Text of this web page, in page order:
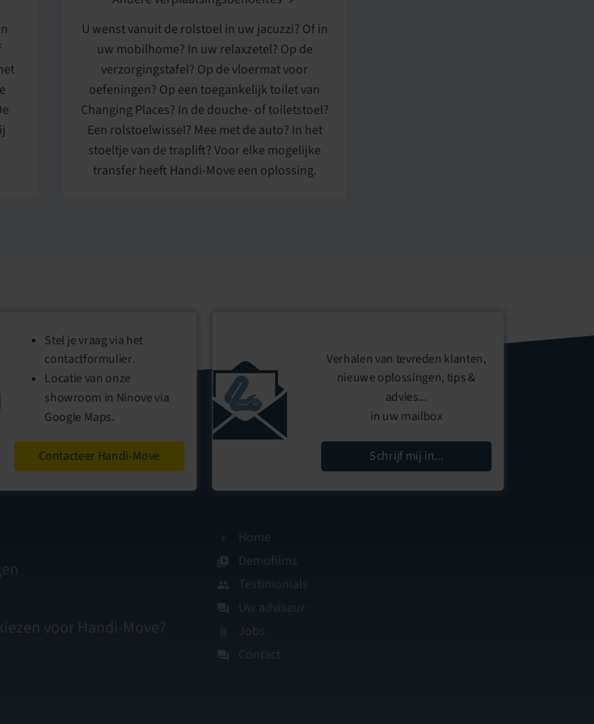
U wenst vanuit de rolstoel in uw jacuzzi? Of in
uw mobilhome? In uw relaxzetel? Op de
verzorgingstafel? Op de vloermat voor
oefeningen? Op een toegankelijk toilet van
Changing Places? In de douche- of toiletstoel?
Een rolstoelwissel? Mee met de auto? In het
stoeltje van de traplift? Voor elke mogelijke
transfer heeft Handi-Move een oplossing.
Stel je vraag via het
contactformulier.
Locatievan onze
showroom in Ninove via
Google Maps.
Contacteer Handi-Move
Verhalen van tevreden klanten,
nieuwe oplossingen, tips &
advies...
in uw mailbox
Schrijf mij in...
voor Handi-Move?
Home
Demofilms
Testimonials
Uw adviseur
Jobs
Contact